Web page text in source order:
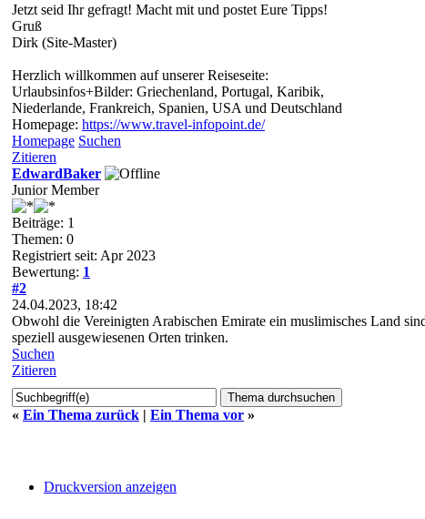
Jetzt seid Ihr gefragt! Macht mit und postet Eure Tipps!
Gruß
Dirk (Site-Master)
Herzlich willkommen auf unserer Reiseseite:
Urlaubsinfos+Bilder: Griechenland, Portugal, Karibik,
Niederlande, Frankreich, Spanien, USA und Deutschland
Homepage: https://www.travel-infopoint.de/
Homepage Suchen
Zitieren
EdwardBaker
Junior Member
Beiträge: 1
Themen: 0
Registriert seit: Apr 2023
Bewertung: 1
#2
24.04.2023, 18:42
Obwohl die Vereinigten Arabischen Emirate ein muslimisches Land
speziell ausgewiesenen Orten trinken.
Suchen
Zitieren
« Ein Thema zurück | Ein Thema vor »
Druckversion anzeigen